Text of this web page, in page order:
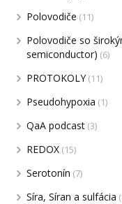
Polovodiče (11)
Polovodiče so
semiconductor) (6)
PROTOKOLY(11)
Pseudohypoxia (1)
QaA podcast (3)
REDOX (15)
Serotonín (7)
Síra, Síran a sulfácia